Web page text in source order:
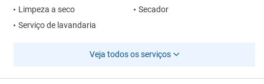
Limpeza a seco
Secador
Serviço de lavandaria
Veja todos os serviços